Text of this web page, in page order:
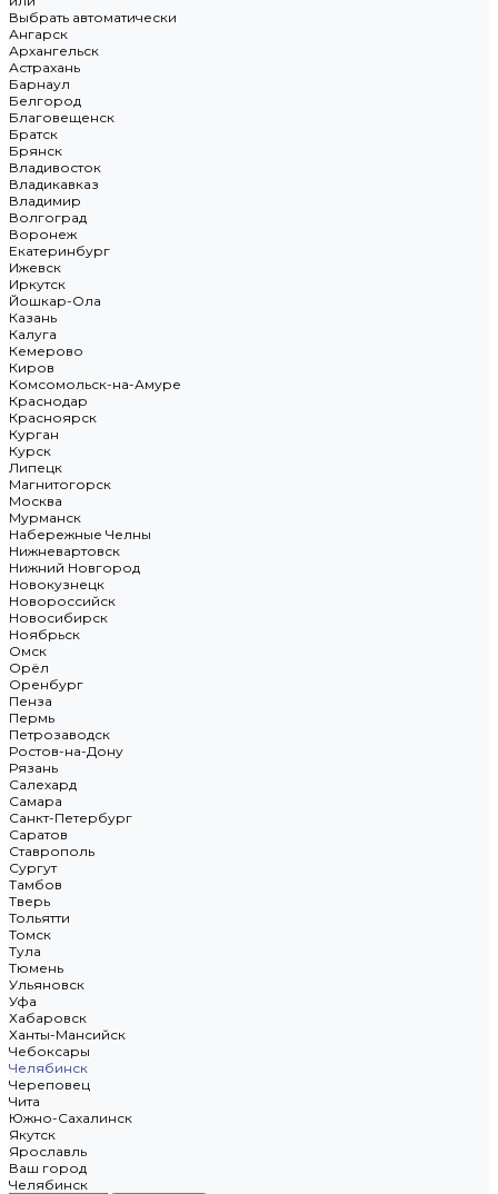
Выбрать автоматически
Ангарск
Архангельск
Астрахань
Барнаул
Белгород
Благовещенск
Братск
Брянск
Владивосток
Владикавказ
Владимир
Волгоград
Воронеж
Екатеринбург
Ижевск
Иркутск
Йошкар-Ола
Казань
Калуга
Кемерово
Киров
Комсомольск-на-Амуре
Краснодар
Красноярск
Курган
Курск
Липецк
Магнитогорск
Москва
Мурманск
Набережные Челны
Нижневартовск
Нижний Новгород
Новокузнецк
Новороссийск
Новосибирск
Ноябрьск
Омск
Орёл
Оренбург
Пенза
Пермь
Петрозаводск
Ростов-на-Дону
Рязань
Салехард
Самара
Санкт-Петербург
Саратов
Ставрополь
Сургут
Тамбов
Тверь
Тольятти
Томск
Тула
Тюмень
Ульяновск
Уфа
Хабаровск
Ханты-Мансийск
Чебоксары
Челябинск
Череповец
Чита
Южно-Сахалинск
Якутск
Ярославль
Ваш город
Челябинск